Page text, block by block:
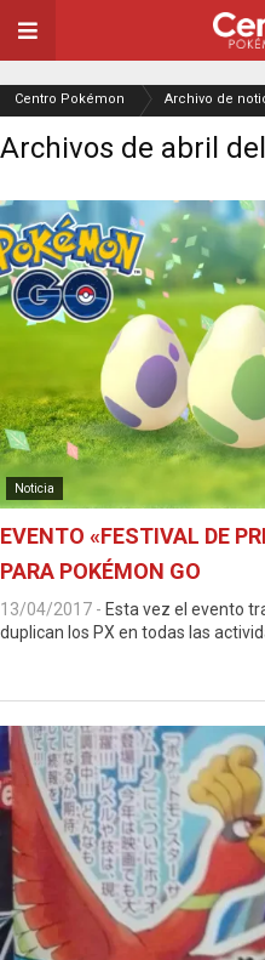
Centro Pokémon Archivo de
Archivos de abril
Noticia
EVENTO «FESTIVAL DE
PARA POKÉMON GO
13/04/2017 - Esta vez el evento
duplican los PX en todas las